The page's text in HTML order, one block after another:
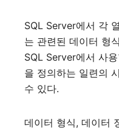
SQL Server에서 각
는 관련된 데이터 형
SQL Server에서 사
을 정의하는 일련의
수 있다.
데이터 형식, 데이터